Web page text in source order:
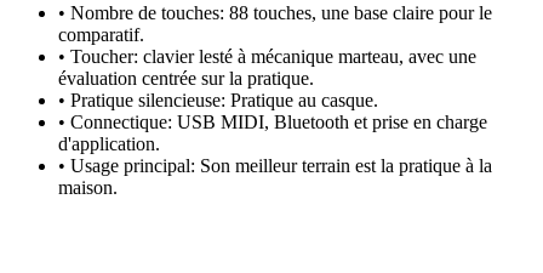
• Nombre de touches: 88 touches, une base claire pour le
comparatif.
• Toucher: clavier lesté à mécanique marteau, avec une
évaluation centrée sur la pratique.
• Pratique silencieuse: Pratique au casque.
• Connectique: USB MIDI, Bluetooth et prise en charge
d'application.
• Usage principal: Son meilleur terrain est la pratique à la
maison.